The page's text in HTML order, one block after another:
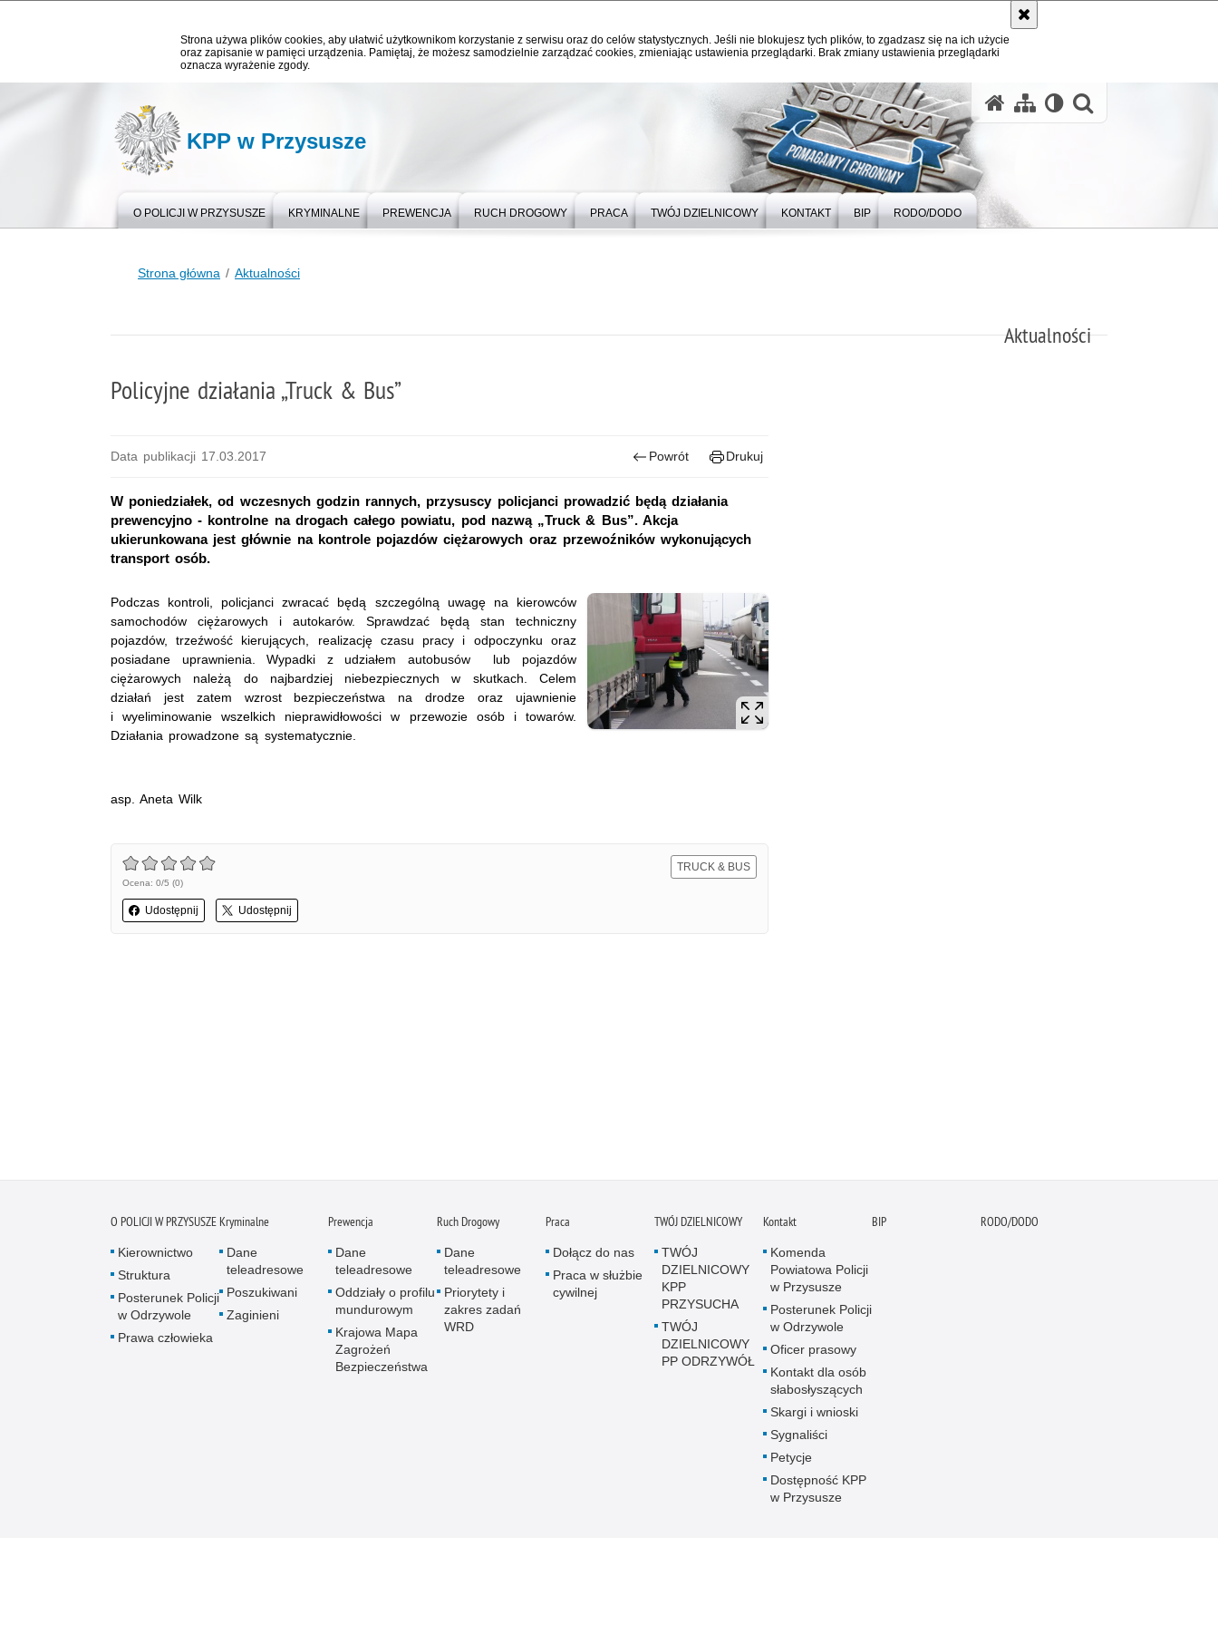
Strona używa plików cookies, aby ułatwić użytkownikom korzystanie z serwisu oraz do celów statystycznych. Jeśli nie blokujesz tych plików, to zgadzasz się na ich użycie
oraz zapisanie w pamięci urządzenia. Pamiętaj, że możesz samodzielnie zarządzać cookies, zmieniając ustawienia przeglądarki. Brak zmiany ustawienia przeglądarki
oznacza wyrażenie zgody.
KPP w Przysusze
O POLICJI W PRZYSUSZE KRYMINALNE PREWENCJA RUCH DROGOWY PRACA TWÓJ DZIELNICOWY KONTAKT BIP RODO/DODO
Strona główna Aktualności
Aktualności
Policyjne działania „Truck & Bus”
Data publikacji 17.03.2017 Powrót Drukuj
W poniedziałek, od wczesnych godzin rannych, przysuscy policjanci prowadzić będą działania
prewencyjno - kontrolne na drogach całego powiatu, pod nazwą „Truck & Bus”. Akcja
ukierunkowana jest głównie na kontrole pojazdów ciężarowych oraz przewoźników wykonujących
transport osób.
Podczas kontroli, policjanci zwracać będą szczególną uwagę na kierowców
samochodów ciężarowych i autokarów. Sprawdzać będą stan techniczny
pojazdów, trzeźwość kierujących, realizację czasu pracy i odpoczynku oraz
posiadane uprawnienia. Wypadki z udziałem autobusów lub pojazdów
ciężarowych należą do najbardziej niebezpiecznych w skutkach. Celem
działań jest zatem wzrost bezpieczeństwa na drodze oraz ujawnienie
i wyeliminowanie wszelkich nieprawidłowości w przewozie osób i towarów.
Działania prowadzone są systematycznie.
asp. Aneta Wilk
Ocena: 0/5 (0)
Udostępnij Udostępnij
TRUCK & BUS
O POLICJI W PRZYSUSZE
Kierownictwo
Struktura
Posterunek Policji
w Odrzywole
Prawa człowieka
Kryminalne
Dane
teleadresowe
Poszukiwani
Zaginieni
Prewencja
Dane
teleadresowe
Oddziały o profilu
mundurowym
Krajowa Mapa
Zagrożeń
Bezpieczeństwa
Ruch Drogowy
Dane
teleadresowe
Priorytety i
zakres zadań
WRD
Praca
Dołącz do nas
Praca w służbie
cywilnej
TWÓJ DZIELNICOWY
TWÓJ
DZIELNICOWY
KPP
PRZYSUCHA
TWÓJ
DZIELNICOWY
PP ODRZYWÓŁ
Kontakt
Komenda
Powiatowa Policji
w Przysusze
Posterunek Policji
w Odrzywole
Oficer prasowy
Kontakt dla osób
słabosłyszących
Skargi i wnioski
Sygnaliści
Petycje
Dostępność KPP
w Przysusze
BIP RODO/DODO